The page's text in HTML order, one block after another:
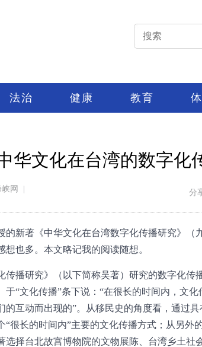
法治 健康 教育
华文化在台湾的数字化
网 分
的新著《中华文化在台湾数字化传播研究》（
也多。本文略记我的阅读随想。
传播研究》（以下简称吴著）研究的数字化传
于“文化传播”条下说：“在很长的时间内，文
互动而出现的”。从移民史的角度看，通过
很长的时间内”主要的文化传播方式；从另外
选择台北故宫博物院的文物展陈、台湾乡土社